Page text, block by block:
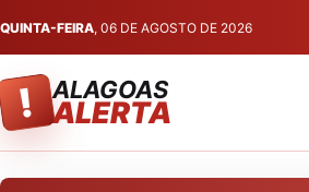
QUINTA-FEIRA, 06 DE AGOSTO DE 2026
! ALAGOAS
ALERTA